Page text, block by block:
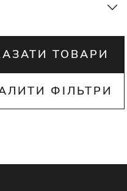
ТОВАРИ
ФІЛЬТРИ